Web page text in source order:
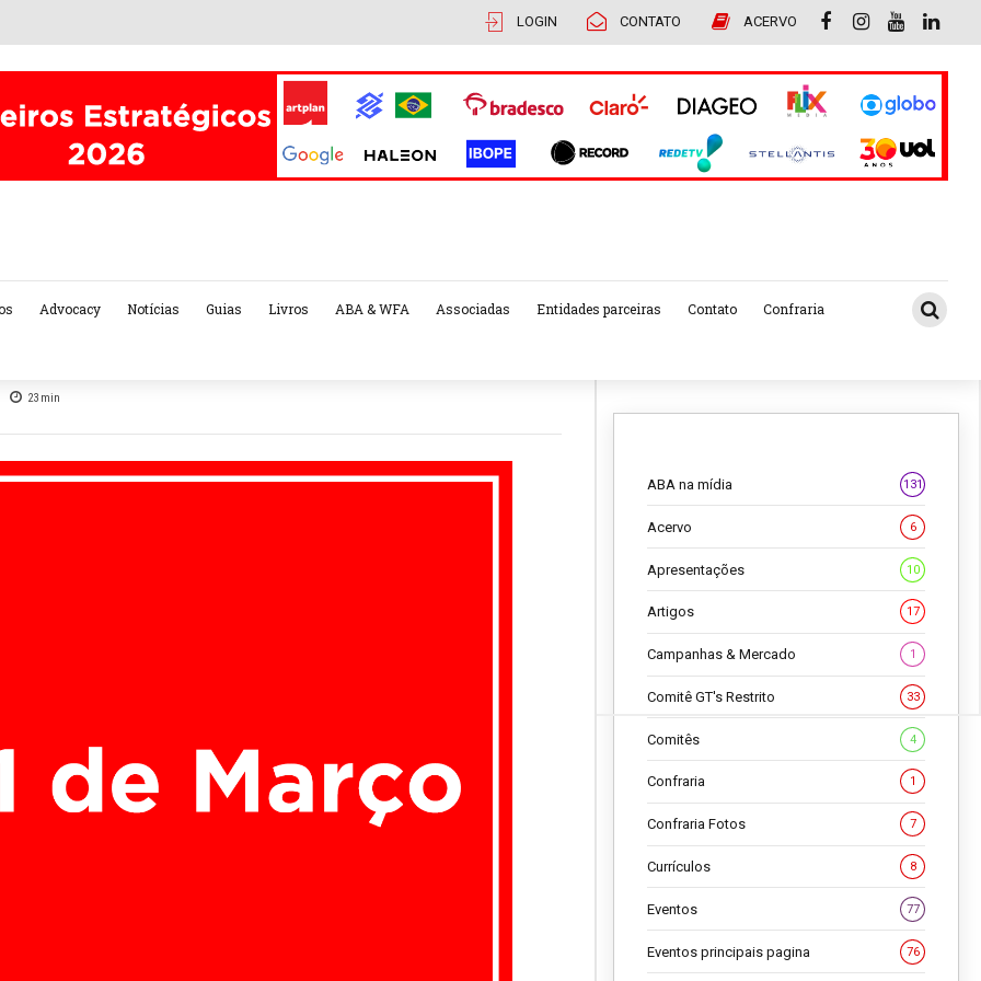
LOGIN CONTATO ACERVO
Advocacy Notícias Guias Livros ABA & WFA Associadas Entidades parceiras Contato Confraria
23 min
ABA na mídia 131
Acervo 6
Apresentações 10
Artigos 17
Campanhas & Mercado 1
Comitê GT's Restrito 33
Comitês 4
Confraria 1
Confraria Fotos 7
Currículos 8
Eventos 77
Eventos principais pagina 76